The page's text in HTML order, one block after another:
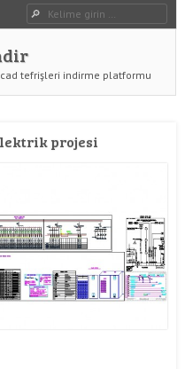
Dwg Ara
tefrişleri indirme platformu
projesi